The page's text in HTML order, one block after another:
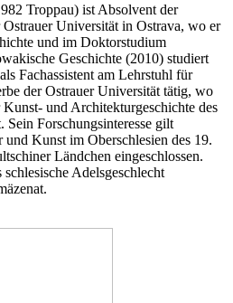
Troppau) ist Absolvent der
Universität in Ostrava, wo er
und im Doktorstudium
Geschichte (2010) studiert
Fachassistent am Lehrstuhl für
der Ostrauer Universität tätig, wo
und Architekturgeschichte des
Sein Forschungsinteresse gilt
Kunst im Oberschlesien des 19.
Ländchen eingeschlossen.
Adelsgeschlecht